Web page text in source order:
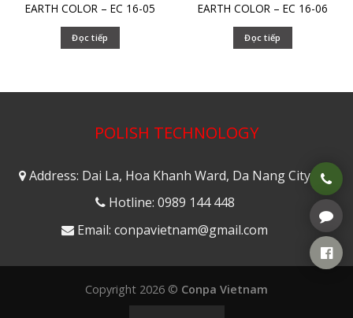
EARTH COLOR – EC 16-05
Đọc tiếp
EARTH COLOR – EC 16-06
Đọc tiếp
POLISH TECHNOLOGY
Address: Dai La, Hoa Khanh Ward, Da Nang City
Hotline: 0989 144 448
Email: conpavietnam@gmail.com
Copyright 2026 © Conpa Vietnam